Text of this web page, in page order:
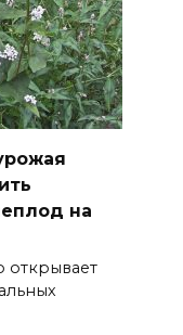
на
открывает